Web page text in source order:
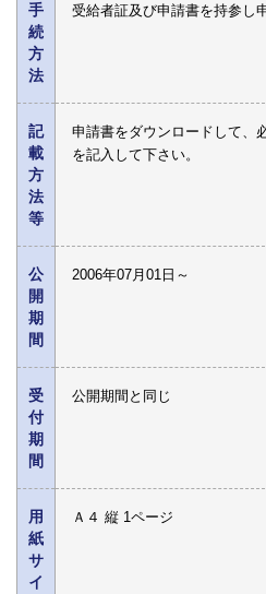
手
続
方
法
受給者証及び申請書を持参し
記
載
方
法
等
申請書をダウンロードして、
を記入して下さい。
公
開
期
間
2006年07月01日～
受
付
期
間
公開期間と同じ
用
紙
サ
イ
Ａ４ 縦 1ページ